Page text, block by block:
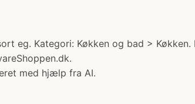
eg. Kategori: Køkken og bad >
med hjælp fra AI.